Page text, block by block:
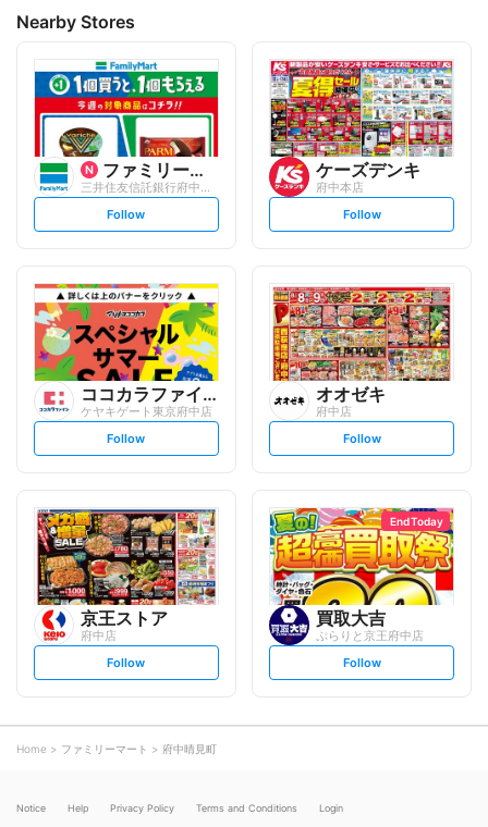
Nearby Stores
ファミリーマート
三井住友信託銀行府中ビル
s
l
o
w
Follow
ケーズデンキ
府中本店
s
l
o
w
Follow
ココカラファイン
ケヤキゲート東京府中店
s
l
o
w
Follow
オオゼキ
府中店
s
l
o
w
Follow
京王ストア
府中店
s
l
o
Follow
End Today
買取大吉
ぷらりと京王府中店
s
l
Follow
Home ファミリーマート 府中晴見町
Notice Help Privacy Policy Terms and Conditions Login